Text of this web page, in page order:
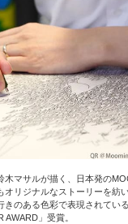
木マサルが描く、日本発の
リジナルなストーリーを紡
きのある色彩で表現されてい
AWARD」受賞。